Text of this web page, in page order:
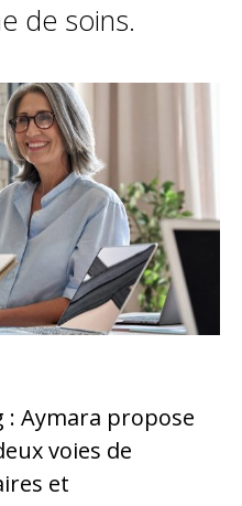
de soins.
: Aymara propose
voies de
et